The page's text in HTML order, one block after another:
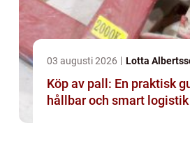
03 augusti 2026 Lotta
Köp av pall: En praktisk
hållbar och smart logistik